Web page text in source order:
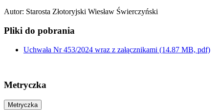
Autor: Starosta Złotoryjski Wiesław Świerczyński
Pliki do pobrania
Uchwała Nr 453/2024 wraz z załącznikami (14.87 MB, pdf)
Metryczka
Metryczka